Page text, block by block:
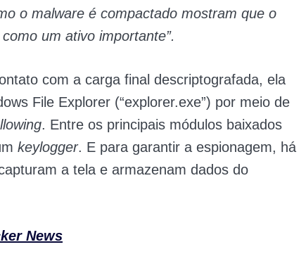
o malware é compactado mostram que o
um ativo importante”.
com a carga final descriptografada, ela
File Explorer (“explorer.exe”) por meio de
. Entre os principais módulos baixados
keylogger. E para garantir a espionagem, há
a tela e armazenam dados do
News